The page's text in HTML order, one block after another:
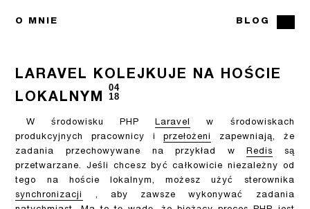
O MNIE BLOG
LARAVEL KOLEJKUJE NA HOŚCIE
LOKALNYM
04
18
W środowisku PHPLaravel
w środowiskach
produkcyjnych pracownicy iprzełożeni
zapewniają, że
zadania przechowywane na przykład wRedis są
przetwarzane. Jeśli chcesz być całkowicie niezależny od
tego na hoście lokalnym, możesz użyć sterownika
synchronizacji
, aby zawsze wykonywać zadania